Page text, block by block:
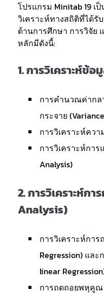
โปรแกรม Minitab 19 เ
วิเคราะห์ทางสถิติที่ได้รั
ด้านการศึกษา การวิจั
หลักมีดังนี้:
1.การวิเคราะห์ข้
การคำนวณค่ากล
กระจาย
การวิเคราะห์ควา
การวิเคราะห์กา
Analysis)
2.การวิเคราะห์ก
Analysis)
การวิเคราะห์การ
Regression) และ
linear
การถดถอยพหุคูณ